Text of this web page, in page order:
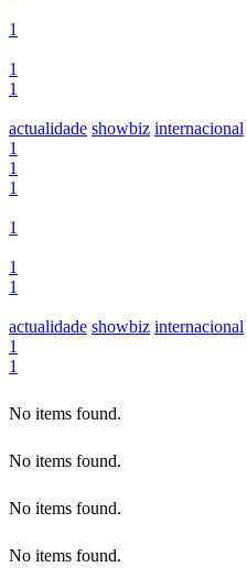
1
1
1
actualidade showbiz internacional
1
1
1
1
1
1
actualidade showbiz internacional
1
1
No items found.
No items found.
No items found.
No items found.